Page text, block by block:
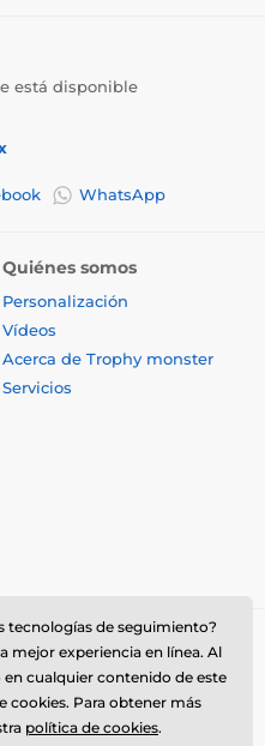
está disponible
WhatsApp
Quiénes somos
Personalización
Vídeos
Acerca de Trophy monster
Servicios
tecnologías de seguimiento?
mejor experiencia en línea. Al
cualquier contenido de este
cookies. Para obtener más
política de cookies.